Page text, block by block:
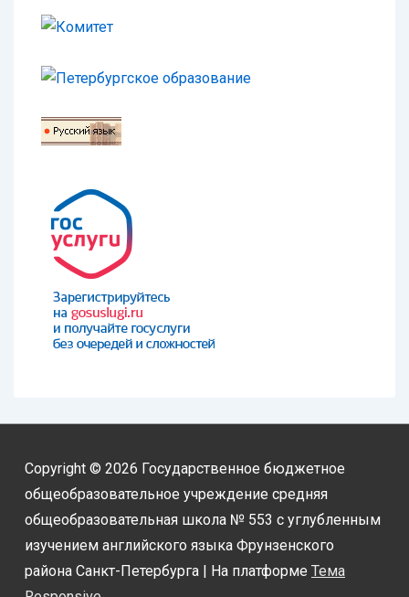
Copyright © 2026 Государственное бюджетное
общеобразовательное учреждение средняя
общеобразовательная школа № 553 с углубленным
изучением английского языка Фрунзенского
района Санкт-Петербурга | На платформе Тема